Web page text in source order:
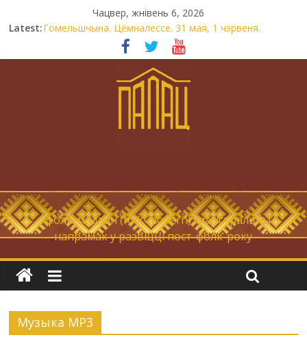
Чацвер, жнівень 6, 2026
Latest:Гомельшчына. Цёмналессе. 31 мая, 1 чэрвеня.
Нічога не дарэмна. Невыносна балюча нараджаецца
беларуская палітычная нацыя.
Запрашаем у інтравертнасць
… фолк-мадэрн (folk-modern), магістральны
напрамак у развіцці пост-фолк-року
Музыка MP3